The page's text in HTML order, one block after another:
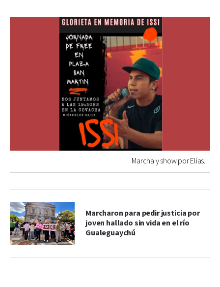
Marcha y show por Elías.
Marcharon para pedir justicia por
joven hallado sin vida en el río
Gualeguaychú